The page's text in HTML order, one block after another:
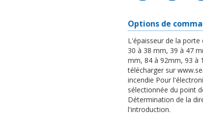
Options de
L'épaisseur de la
30 à 38 mm, 39 à 47
mm, 84 à 92mm, 93 à
télécharger sur
incendie Pour
sélectionnée du point
Détermination de la
l'introduction.